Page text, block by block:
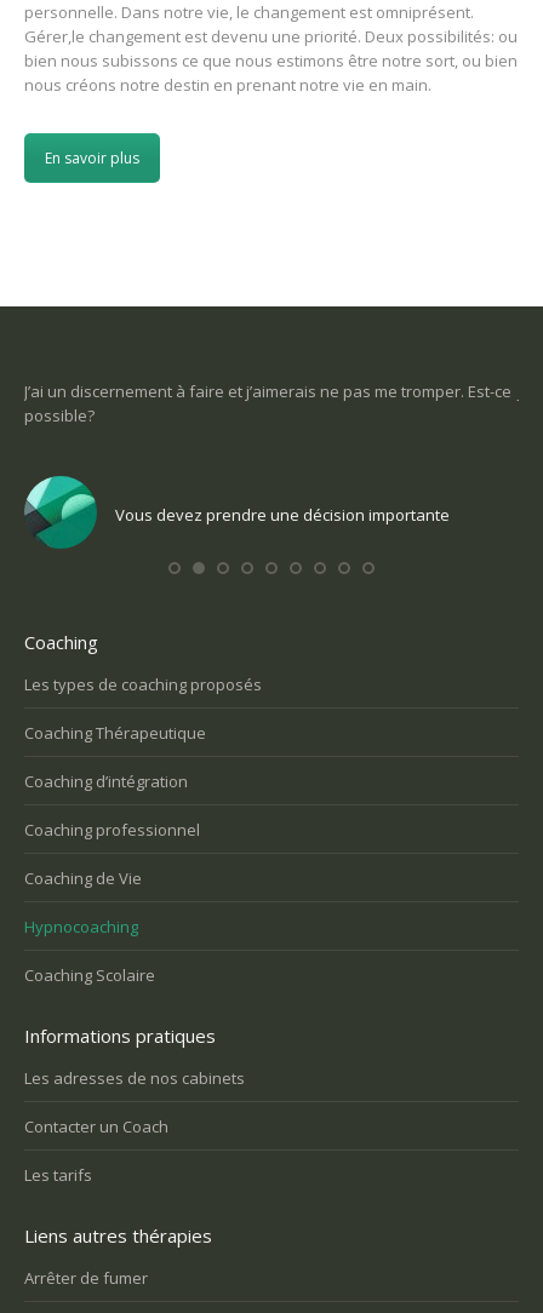
personnelle. Dans notre vie, le changement est omniprésent.
Gérer,le changement est devenu une priorité. Deux possibilités: ou
bien nous subissons ce que nous estimons être notre sort, ou bien
nous créons notre destin en prenant notre vie en main.
En savoir plus
J’ai un discernement à faire et j’aimerais ne pas me tromper. Est-ce
possible?
Vous devez prendre une décision importante
Coaching
Les types de coaching proposés
Coaching Thérapeutique
Coaching d’intégration
Coaching professionnel
Coaching de Vie
Hypnocoaching
Coaching Scolaire
Informations pratiques
Les adresses de nos cabinets
Contacter un Coach
Les tarifs
Liens autres thérapies
Arrêter de fumer